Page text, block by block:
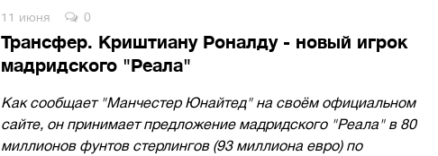
11 июня 0
Трансфер. Криштиану Роналду - новый игрок
мадридского "Реала"
Как сообщает "Манчестер Юнайтед" на своём официальном
сайте, он принимает предложение мадридского "Реала" в 80
миллионов фунтов стерлингов (93 миллиона евро) по